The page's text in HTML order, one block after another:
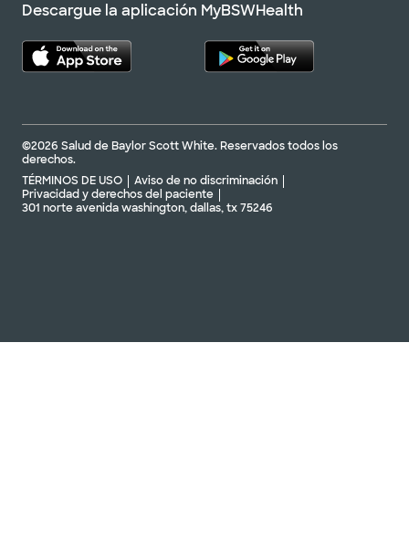
Descargue la aplicación MyBSWHealth
©2026 Salud de Baylor Scott White. Reservados todos los
derechos.
TÉRMINOS DE USO
Aviso de no discriminación
Privacidad y derechos del paciente
301 norte avenida washington, dallas, tx 75246